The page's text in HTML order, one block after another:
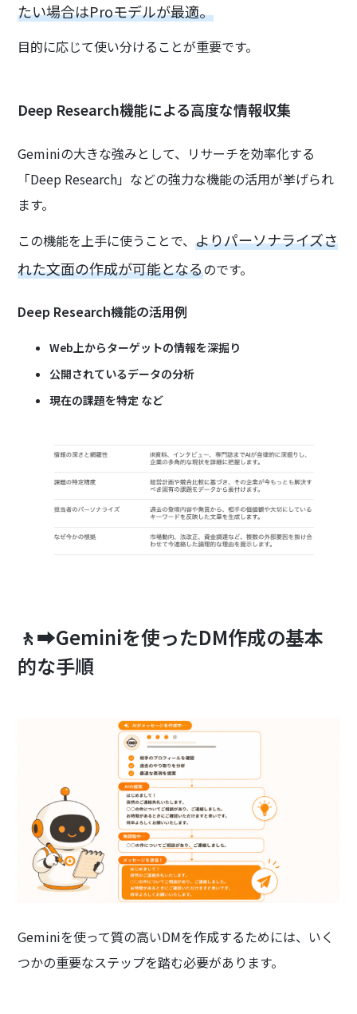
たい場合はProモデルが最適。
目的に応じて使い分けることが重要です。
Deep Research機能による高度な情報収集
Geminiの大きな強みとして、リサーチを効率化する
「Deep Research」などの強力な機能の活用が挙げられ
ます。
この機能を上手に使うことで、よりパーソナライズさ
れた文面の作成が可能となるのです。
Deep Research機能の活用例
Web上からターゲットの情報を深掘り
公開されているデータの分析
現在の課題を特定 など
🚶‍➡️Geminiを使ったDM作成の基本
的な手順
Geminiを使って質の高いDMを作成するためには、いく
つかの重要なステップを踏む必要があります。